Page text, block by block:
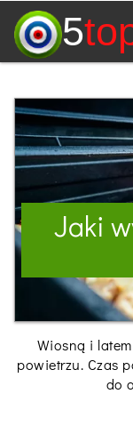
5
Jaki
Wiosną i
powietrzu. Czas
do